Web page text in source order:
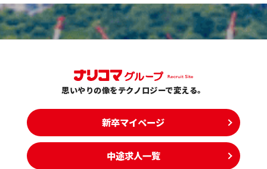
思いやりの像をテクノロジーで変える。
新卒マイページ
中途求人一覧